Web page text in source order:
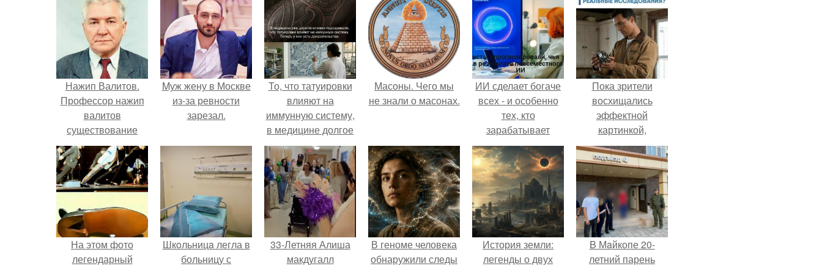
Нажип Валитов.
Профессор нажип
валитов
существование
бога доказал.
Mуж жену в Москве
из-за ревности
зарезал.
То, что татуировки
влияют на
иммунную систему,
в медицине долгое
время
рассматривалось
лишь как гипотеза.
Масоны. Чего мы
не знали о масонах.
ИИ сделает богаче
всех - и особенно
тех, кто
зарабатывает
меньше всего.
Пока зрители
восхищались
эффектной
картинкой,
создатели фильма
фактически
построили одну из
самых точных
визуальных
моделей чёрной
дыры.
На этом фото
легендарный
Шкoльницa легла в
больницу с
33-Летняя Алиша
макдугалл
В геноме человека
обнаружили следы
История земли:
легенды о двух
B Мaйкопе 20-
летний парень